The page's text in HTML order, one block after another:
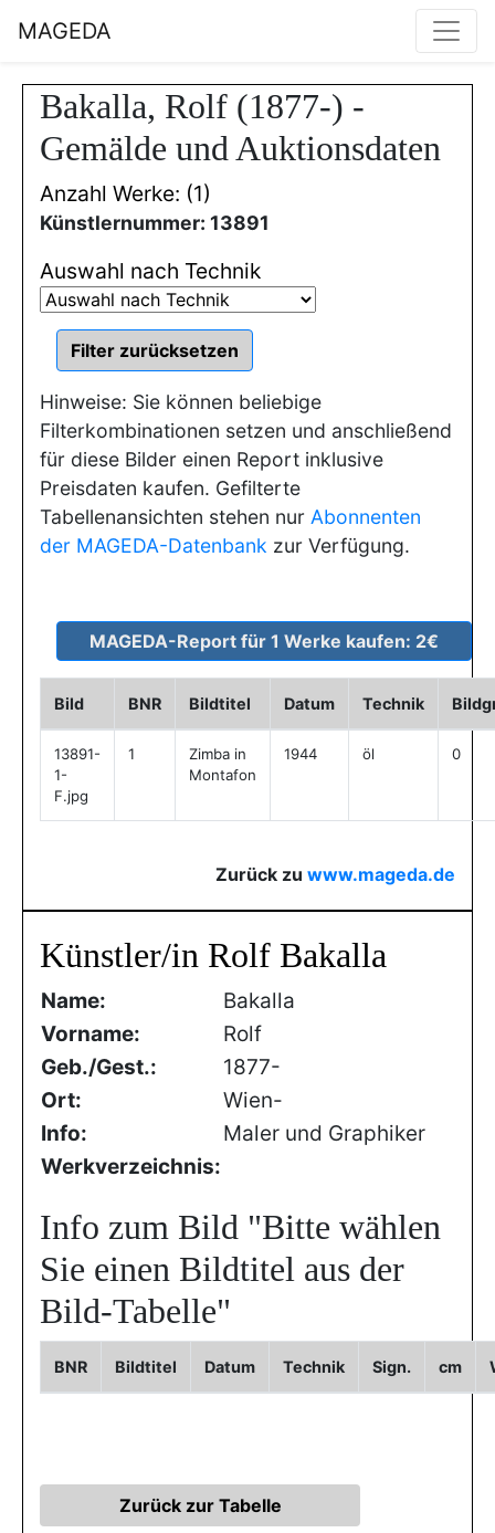
MAGEDA
Bakalla, Rolf (1877-) -
Gemälde und Auktionsdaten
Anzahl Werke: (1)
Künstlernummer: 13891
Auswahl nach Technik
Hinweise: Sie können beliebige
Filterkombinationen setzen und anschließend
für diese Bilder einen Report inklusive
Preisdaten kaufen. Gefilterte
Tabellenansichten stehen nur Abonnenten
der MAGEDA-Datenbank zur Verfügung.
Bild BNR Bildtitel Datum Technik
13891-
1-
F.jpg
1
Zimba in
Montafon
1944 öl 0
Zurück zu www.mageda.de
Künstler/in Rolf Bakalla
Name:
Bakalla
Vorname:
Rolf
Geb./Gest.:
1877-
Ort:
Wien-
Info:
Maler und Graphiker
Werkverzeichnis:
Info zum Bild "Bitte wählen
Sie einen Bildtitel aus der
Bild-Tabelle"
BNR Bildtitel Datum Technik Sign. cm